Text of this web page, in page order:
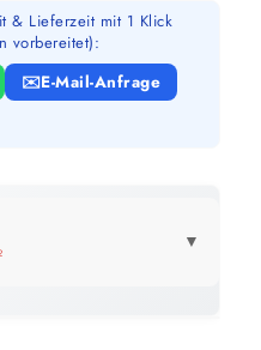
& Lieferzeit mit 1 Klick
vorbereitet):
E-Mail-Anfrage
▼